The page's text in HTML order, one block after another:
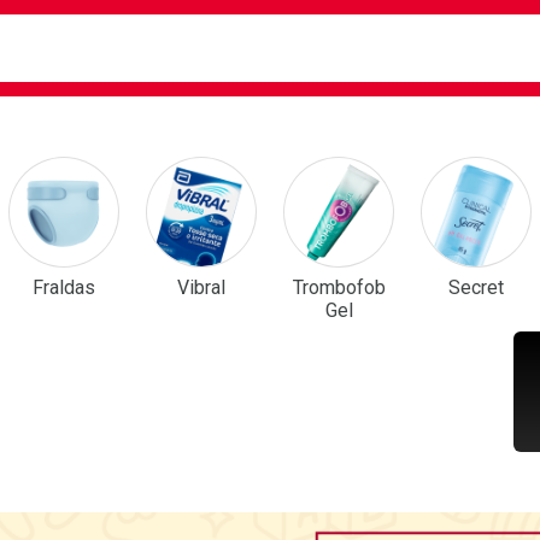
Destaque
Fraldas Vibral
Trombofob
Gel
Secret